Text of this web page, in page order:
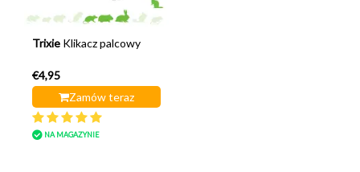
Trixie Klikacz palcowy
€4,95
Zamów teraz
NA MAGAZYNIE